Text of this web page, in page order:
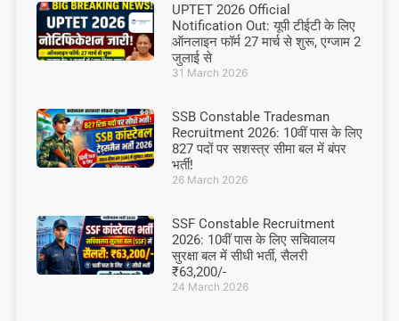
UPTET 2026 Official
Notification Out: यूपी टीईटी के लिए
ऑनलाइन फॉर्म 27 मार्च से शुरू, एग्जाम 2
जुलाई से
31 March 2026
SSB Constable Tradesman
Recruitment 2026: 10वीं पास के लिए
827 पदों पर सशस्त्र सीमा बल में बंपर
भर्ती!
26 March 2026
SSF Constable Recruitment
2026: 10वीं पास के लिए सचिवालय
सुरक्षा बल में सीधी भर्ती, सैलरी
₹63,200/-
24 March 2026